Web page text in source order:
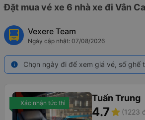
Đặt mua vé xe 6 nhà xe đi Vân
Vexere Team
Ngày cập nhật: 07/08/2026
info Chọn ngày đi để xem giá vé, số
Xác nhận tức thì Tuấn Trung
4.7star (1223